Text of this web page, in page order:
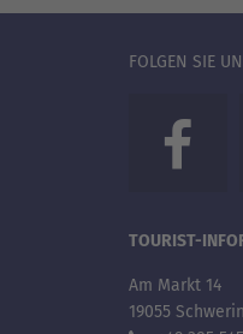
FOLGEN SIE
TOURIST-
Am Markt 14
19055 Schwerin